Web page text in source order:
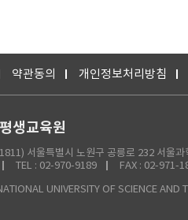
약관동의 개인정보처리방침
생교육원
서울특별시 노원구 공릉로 232 서울
TEL : 02-970-9189 FAX : 02-971-
UNIVERSITY OF SCIENCE